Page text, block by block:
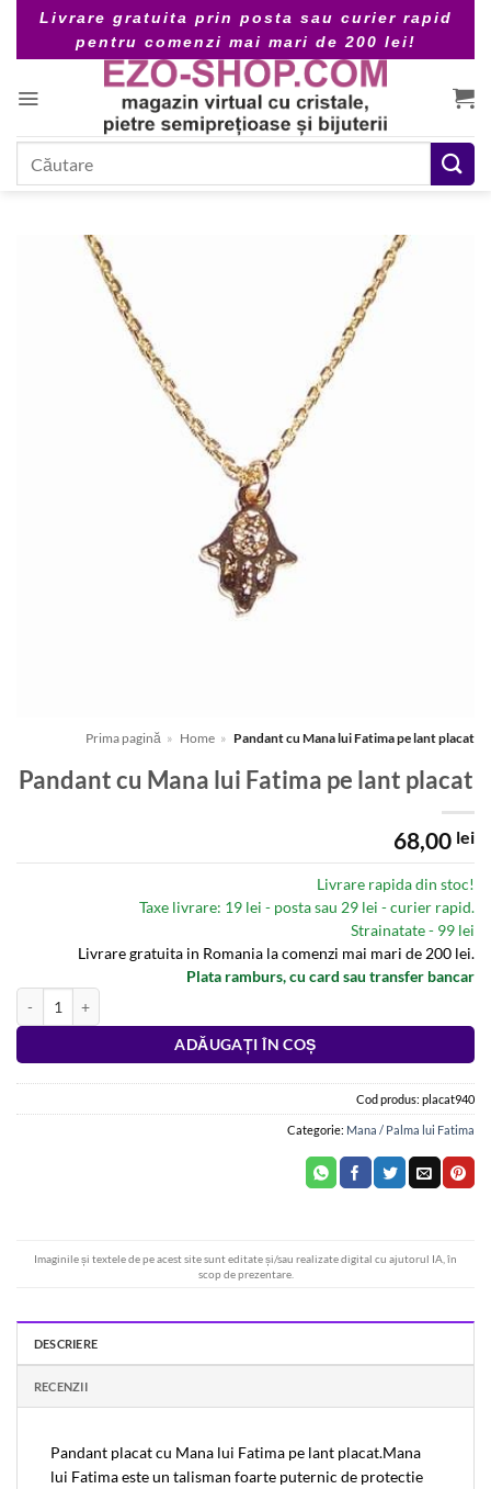
content
Livrare gratuita prin posta sau curier rapid
pentru comenzi mai mari de 200 lei!
Prima pagină » Home » Pandant cu Mana lui Fatima pe lant placat
Pandant cu Mana lui Fatima pe lant placat
68,00 lei
Livrare rapida din stoc!
Taxe livrare: 19 lei - posta sau 29 lei - curier rapid.
Strainatate - 99 lei
Livrare gratuita in Romania la comenzi mai mari de 200 lei.
Plata ramburs, cu card sau transfer bancar
ADĂUGAȚI ÎN COȘ
Alternative:
Cod produs: placat940
Categorie: Mana / Palma lui Fatima
Imaginile și textele de pe acest site sunt editate și/sau realizate digital cu ajutorul IA, în
scop de prezentare.
DESCRIERE
RECENZII
Pandant placat cu Mana lui Fatima pe lant placat.Mana
lui Fatima este un talisman foarte puternic de protectie